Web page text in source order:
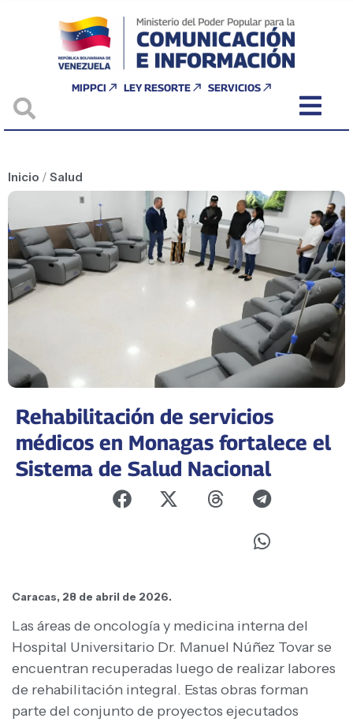
MIPPCI LEY RESORTE SERVICIOS
Inicio / Salud
Rehabilitación de servicios
médicos en Monagas fortalece el
Sistema de Salud Nacional
Caracas, 28 de abril de 2026.
Las áreas de oncología y medicina interna del
Hospital Universitario Dr. Manuel Núñez Tovar se
encuentran recuperadas luego de realizar labores
de rehabilitación integral. Estas obras forman
parte del conjunto de proyectos ejecutados